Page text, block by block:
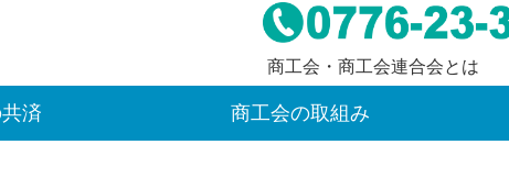
商工会・商工会連合会とは
済 商工会の取組み